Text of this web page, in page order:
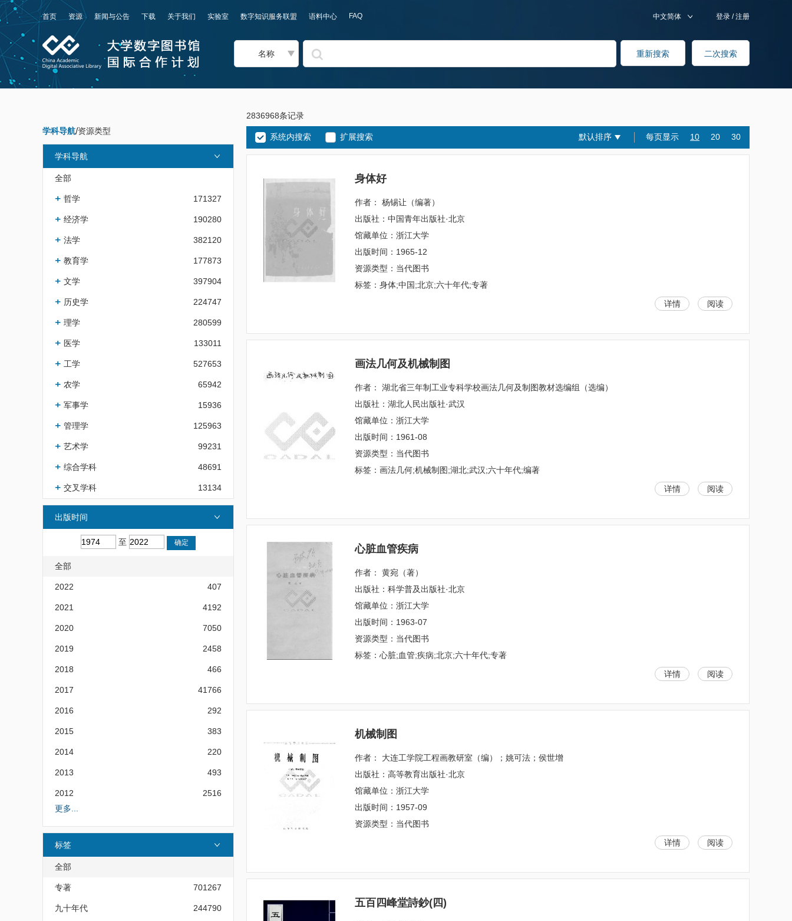
首页 资源 新闻与公告 下载 关于我们 实验室 数字知识服务联盟 语料中心 FAQ 登录 /注册
中文简体
名称
学科导航/资源类型
学科导航
全部
哲学 171327
经济学 190280
法学 382120
教育学 177873
文学 397904
历史学 224747
理学 280599
医学 133011
工学 527653
农学 65942
军事学 15936
管理学 125963
艺术学 99231
综合学科 48691
交叉学科 13134
出版时间
至
全部
2022 407
2021 4192
2020 7050
2019 2458
2018 466
2017 41766
2016 292
2015 383
2014 220
2013 493
2012
2516
更多...
标签
全部
专著 701267
九十年代 244790
2836968条记录
系统内搜索 扩展搜索 默认排序 每页显示 10 20 30
身体好
作者： 杨锡让（编著）
出版社：中国青年出版社·北京
馆藏单位：浙江大学
出版时间：1965-12
资源类型：当代图书
标签：身体;中国;北京;六十年代;专著
详情
阅读
画法几何及机械制图
作者： 湖北省三年制工业专科学校画法几何及制图教材选编组（选编）
出版社：湖北人民出版社·武汉
馆藏单位：浙江大学
出版时间：1961-08
资源类型：当代图书
标签：画法几何;机械制图;湖北;武汉;六十年代;编著
详情
阅读
心脏血管疾病
作者： 黄宛（著）
出版社：科学普及出版社·北京
馆藏单位：浙江大学
出版时间：1963-07
资源类型：当代图书
标签：心脏;血管;疾病;北京;六十年代;专著
详情
阅读
机械制图
作者： 大连工学院工程画教研室（编）；姚可法；侯世增
出版社：高等教育出版社·北京
馆藏单位：浙江大学
出版时间：1957-09
资源类型：当代图书
详情
阅读
五百四峰堂詩鈔(四)